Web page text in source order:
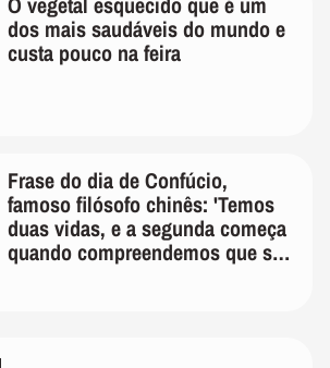
dos mais saudáveis do mundo e
custa pouco na feira
Frase do dia de Confúcio,
famoso filósofo chinês: 'Temos
duas vidas, e a segunda começa
quando compreendemos que só